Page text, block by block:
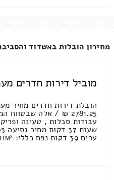
מחירון הובלות באשדוד
מוביל דירות חדרים
הובלת דירות חדרים מחיר
ערים 39 דקות נפח כללי: 22.11м³ / [...]